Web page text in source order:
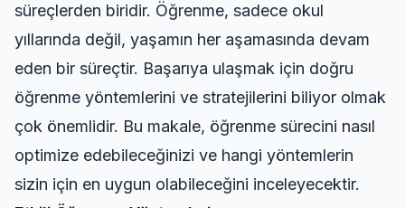
süreçlerden biridir. Öğrenme, sadece okul
yıllarında değil, yaşamın her aşamasında devam
eden bir süreçtir. Başarıya ulaşmak için doğru
öğrenme yöntemlerini ve stratejilerini biliyor olmak
çok önemlidir. Bu makale, öğrenme sürecini nasıl
optimize edebileceğinizi ve hangi yöntemlerin
sizin için en uygun olabileceğini inceleyecektir.